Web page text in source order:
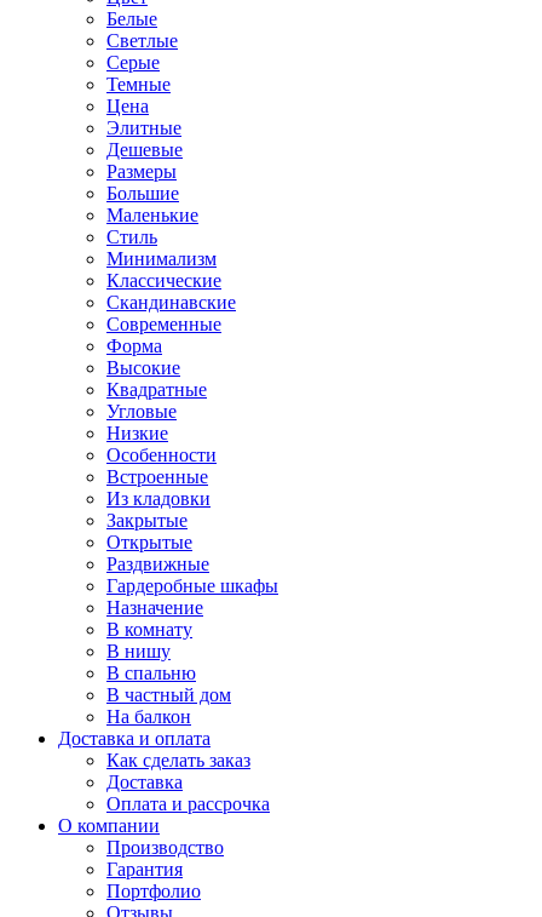
Белые
Светлые
Серые
Темные
Цена
Элитные
Дешевые
Размеры
Большие
Маленькие
Стиль
Минимализм
Классические
Скандинавские
Современные
Форма
Высокие
Квадратные
Угловые
Низкие
Особенности
Встроенные
Из кладовки
Закрытые
Открытые
Раздвижные
Гардеробные шкафы
Назначение
В комнату
В нишу
В спальню
В частный дом
На балкон
Доставка и оплата
Как сделать заказ
Доставка
Оплата и рассрочка
О компании
Производство
Гарантия
Портфолио
Отзывы